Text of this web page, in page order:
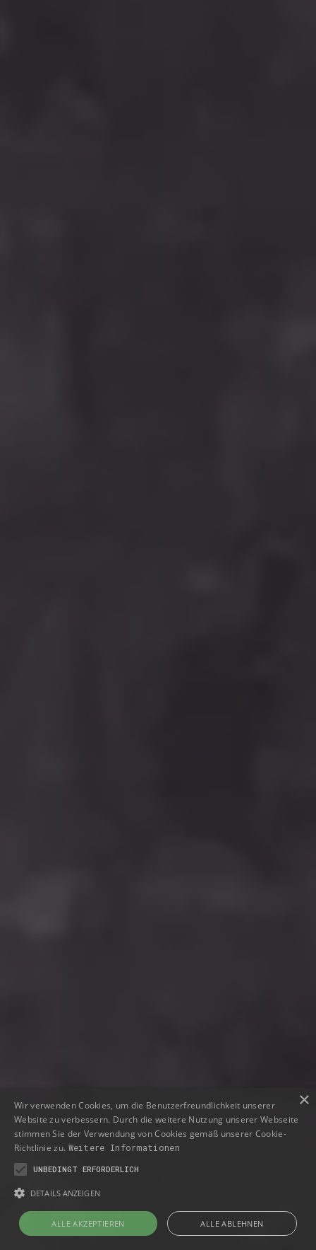
×
Wir verwenden Cookies, um die Benutzerfreundlichkeit unserer
Website zu verbessern. Durch die weitere Nutzung unserer Webseite
stimmen Sie der Verwendung von Cookies gemäß unserer Cookie-
Richtlinie zu. Weitere Informationen
UNBEDINGT ERFORDERLICH
DETAILS ANZEIGEN
ALLE AKZEPTIEREN ALLE ABLEHNEN